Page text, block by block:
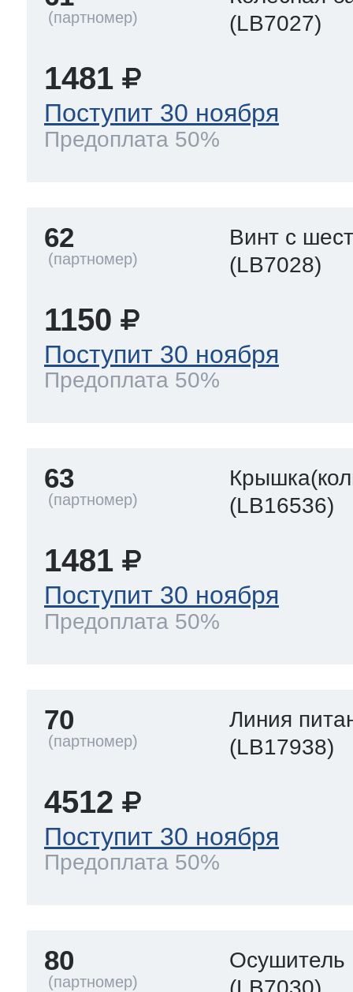
(LB7027)
1481
Поступит 30 ноября
Предоплата 50%
62
Винт с
(LB7028)
1150
Поступит 30 ноября
Предоплата 50%
63
(LB16536)
1481
Поступит 30 ноября
Предоплата 50%
70
Линия
(LB17938)
4512
Поступит 30 ноября
Предоплата 50%
80
Осушитель